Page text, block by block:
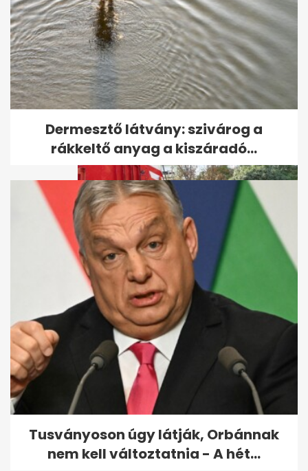
Vérampullák szóródtak szét
forgalmas hazai főutakon
egy...
Fotókon a Szegeden felborult
tűzoltóautó, ami letarolta a...
Dermesztő látvány: szivárog a
rákkeltő anyag a kiszáradó...
Tusványoson úgy látják, Orbánnak
nem kell változtatnia - A hét...